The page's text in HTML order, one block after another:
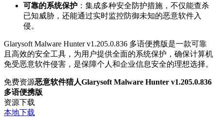
可靠的系统保护 ：集成多种安全防护措施，不仅能查杀
已知威胁，还能通过实时监控防御未知的恶意软件入
侵。
Glarysoft Malware Hunter v1.205.0.836 多语便携版是一款可靠
且高效的安全工具，为用户提供全面的系统保护，确保计算机
免受恶意软件侵害，是保障个人和企业信息安全的理想选择。
免费资源恶意软件猎人Glarysoft Malware Hunter v1.205.0.836
多语便携版
资源下载
本地下载